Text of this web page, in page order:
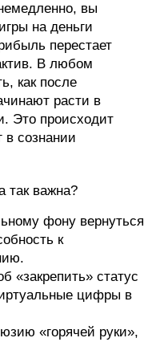
вы
на деньги
перестает
В любом
как после
расти в
Это происходит
в сознании
так важна?
фону вернуться
к
«закрепить» статус
цифры в
«горячей руки»,